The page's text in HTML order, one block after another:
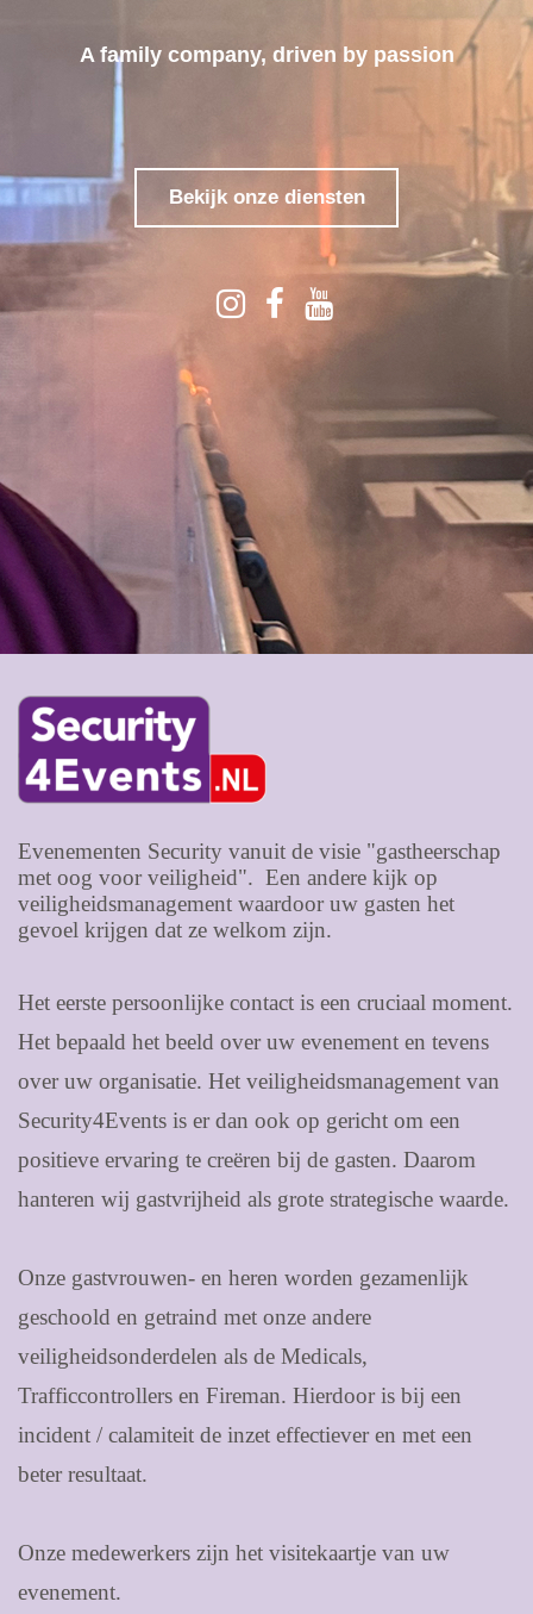
A family company, driven by passion
Bekijk onze diensten
Evenementen Security vanuit de visie "gastheerschap
met oog voor veiligheid". Een andere kijk op
veiligheidsmanagement waardoor uw gasten het
gevoel krijgen dat ze welkom zijn.
Het eerste persoonlijke contact is een cruciaal moment.
Het bepaald het beeld over uw evenement en tevens
over uw organisatie. Het veiligheidsmanagement van
Security4Events is er dan ook op gericht om een
positieve ervaring te creëren bij de gasten. Daarom
hanteren wij gastvrijheid als grote strategische waarde.
Onze gastvrouwen- en heren worden gezamenlijk
geschoold en getraind met onze andere
veiligheidsonderdelen als de Medicals,
Trafficcontrollers en Fireman. Hierdoor is bij een
incident / calamiteit de inzet effectiever en met een
beter resultaat.
Onze medewerkers zijn het visitekaartje van uw
evenement.